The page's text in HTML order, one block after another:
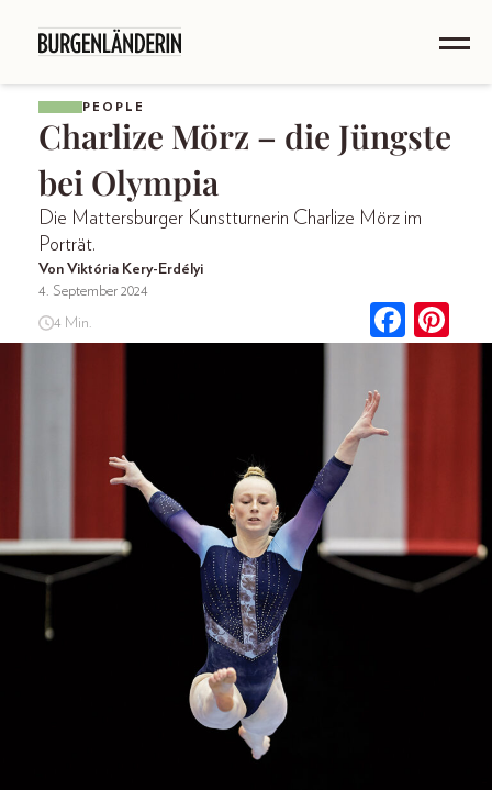
PEOPLE
Charlize Mörz – die Jüngste
bei Olympia
Die Mattersburger Kunstturnerin Charlize Mörz im
Porträt.
Von Viktória Kery-Erdélyi
4. September 2024
4 Min.